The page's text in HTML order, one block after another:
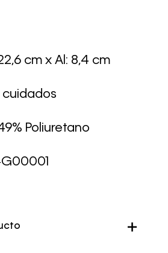
cm x Al: 8,4 cm
cuidados
Poliuretano